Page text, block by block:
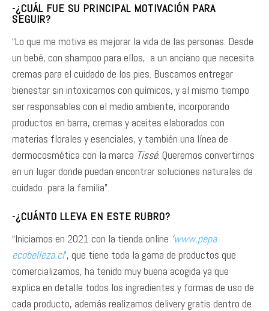
-¿CUÁL FUE SU PRINCIPAL MOTIVACIÓN PARA
SEGUIR?
“Lo que me motiva es mejorar la vida de las personas. Desde
un bebé, con shampoo para ellos, a un anciano que necesita
cremas para el cuidado de los pies. Buscamos entregar
bienestar sin intoxicarnos con químicos, y al mismo tiempo
ser responsables con el medio ambiente, incorporando
productos en barra, cremas y aceites elaborados con
materias florales y esenciales, y también una línea de
dermocosmética con la marca Tissé. Queremos convertirnos
en un lugar donde puedan encontrar soluciones naturales de
cuidado para la familia”.
-¿CUÁNTO LLEVA EN ESTE RUBRO?
“Iniciamos en 2021 con la tienda online ‘www.pepa
ecobelleza.cl’, que tiene toda la gama de productos que
comercializamos, ha tenido muy buena acogida ya que
explica en detalle todos los ingredientes y formas de uso de
cada producto, además realizamos delivery gratis dentro de